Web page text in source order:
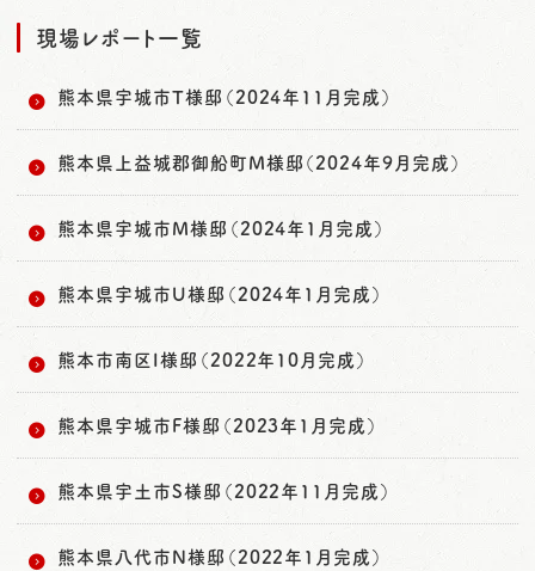
現場レポート一覧
熊本県宇城市T様邸（2024年11月完成）
熊本県上益城郡御船町M様邸（2024年9月完成）
熊本県宇城市M様邸（2024年1月完成）
熊本県宇城市U様邸（2024年1月完成）
熊本市南区I様邸（2022年10月完成）
熊本県宇城市F様邸（2023年1月完成）
熊本県宇土市S様邸（2022年11月完成）
熊本県八代市N様邸（2022年1月完成）